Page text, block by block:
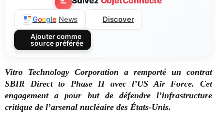
Google News Discover
Ajouter comme
source préférée
Vitro Technology Corporation a remporté un contrat
SBIR Direct to Phase II avec l’US Air Force. Cet
engagement a pour but de défendre l’infrastructure
critique de l’arsenal nucléaire des États-Unis.